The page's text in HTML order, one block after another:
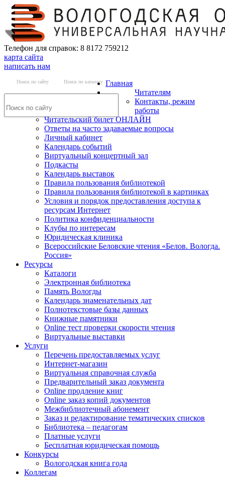
Телефон для справок: 8 8172 759212
карта сайта
написать нам
Поиск по сайту Поиск по каталогу Главная
Читателям
Контакты, режим
работы
Читательский билет ОНЛАЙН
Ответы на часто задаваемые вопросы
Личный кабинет
Календарь событий
Виртуальный концертный зал
Подкасты
Календарь выставок
Правила пользования библиотекой
Правила пользования библиотекой в картинках
Условия и порядок предоставления доступа к
ресурсам Интернет
Политика конфиденциальности
Клубы по интересам
Юридическая клиника
Всероссийские Беловские чтения «Белов. Вологда.
Россия»
Ресурсы
Каталоги
Электронная библиотека
Память Вологды
Календарь знаменательных дат
Полнотекстовые базы данных
Книжные памятники
Online тест проверки скорости чтения
Виртуальные выставки
Услуги
Перечень предоставляемых услуг
Интернет-магазин
Виртуальная справочная служба
Предварительный заказ документа
Online продление книг
Online заказ копий документов
Межбиблиотечный абонемент
Заказ и редактирование тематических списков
Библиотека – педагогам
Платные услуги
Бесплатная юридическая помощь
Конкурсы
Вологодская книга года
Коллегам